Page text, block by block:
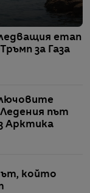
етап
за Газа
път
Арктика
който